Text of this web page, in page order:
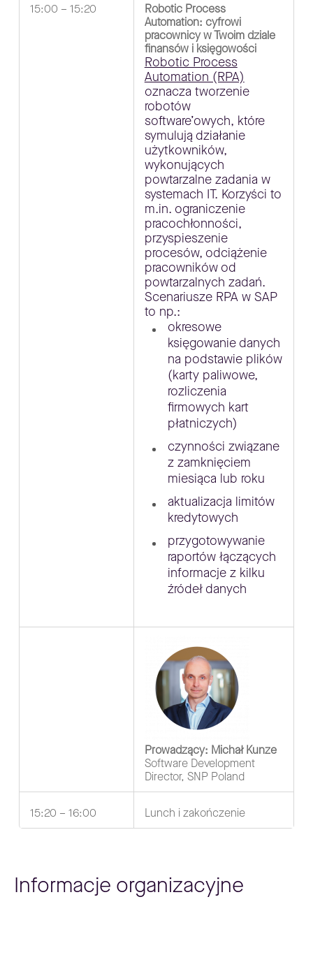
15:00 – 15:20
Robotic Process
Automation: cyfrowi
pracownicy w Twoim dziale
finansów i księgowości
Robotic Process
Automation (RPA)
oznacza tworzenie
robotów
software’owych, które
symulują działanie
użytkowników,
wykonujących
powtarzalne zadania w
systemach IT. Korzyści to
m.in. ograniczenie
pracochłonności,
przyspieszenie
procesów, odciążenie
pracowników od
powtarzalnych zadań.
Scenariusze RPA w SAP
to np.:
okresowe
księgowanie danych
na podstawie plików
(karty paliwowe,
rozliczenia
firmowych kart
płatniczych)
czynności związane
z zamknięciem
miesiąca lub roku
aktualizacja limitów
kredytowych
przygotowywanie
raportów łączących
informacje z kilku
źródeł danych
Prowadzący: Michał Kunze
Software Development
Director, SNP Poland
15:20 – 16:00 Lunch i zakończenie
Informacje organizacyjne